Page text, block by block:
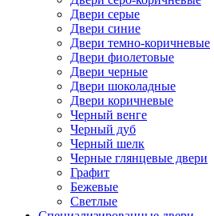
Двери серые
Двери синие
Двери темно-коричневые
Двери фиолетовые
Двери черные
Двери шоколадные
Двери коричневые
Черный венге
Черный дуб
Черный шелк
Черные глянцевые двери
Графит
Бежевые
Светлые